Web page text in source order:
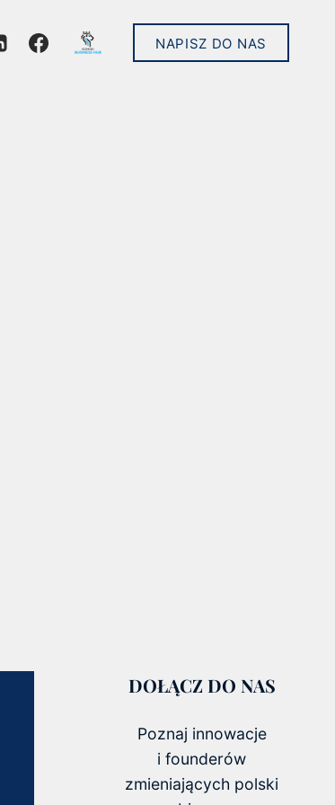
NAPISZ DO NAS
DOŁĄCZ DO NAS
Poznaj innowacje
i founderów
zmieniających polski